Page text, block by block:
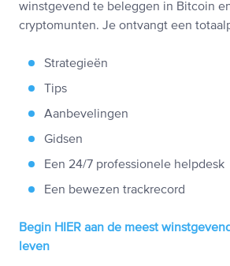
winstgevend te beleggen in Bitcoin
cryptomunten. Je ontvangt een
Strategieën
Tips
Aanbevelingen
Gidsen
Een 24/7 professionele helpdesk
Een bewezen trackrecord
Begin HIER aan de meest
leven